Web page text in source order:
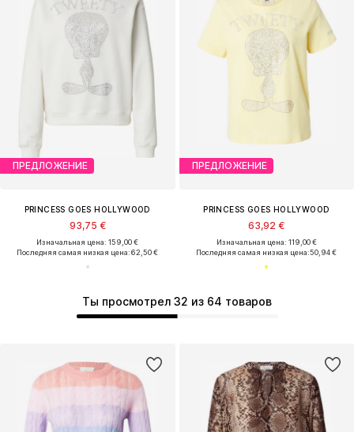
Ты просмотрел 32 из 64 товаров
ПРЕДЛОЖЕНИЕ
PRINCESS GOES HOLLYWOOD
93,75 €
Изначальная цена: 159,00 €
Последняя самая низкая цена:62,50 €
ПРЕДЛОЖЕНИЕ
PRINCESS GOES HOLLYWOOD
63,92 €
Изначальная цена: 119,00 €
Последняя самая низкая цена:50,94 €